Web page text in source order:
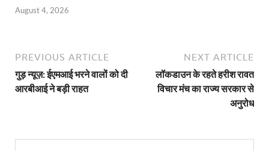
August 4, 2026
PREVIOUS ARTICLE
गुड़ न्यूज़: ईएमआई भरने वालों को दी
आरबीआई ने बड़ी राहत
NEXT ARTICLE
लॉकडाउन के रहते हरीश रावत
विचार मंच का राज्य सरकार से
अनुरोध